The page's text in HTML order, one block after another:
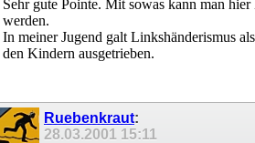
Sehr gute Pointe. Mit sowas kann man
werden.
In meiner Jugend galt Linkshänderismus
den Kindern ausgetrieben.
Ruebenkraut:
28.03.2001 15:11